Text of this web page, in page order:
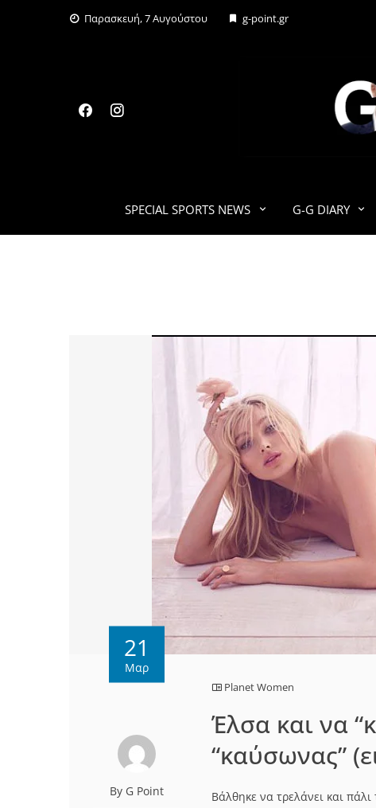
Παρασκευή, 7 Αυγούστου g-point.gr
SPECIAL SPORTS NEWS G-G DIARY
21
Μαρ
By G Point
Planet Women
Έλσα και να
“καύσωνας”
Βάλθηκε να τρελάνει και